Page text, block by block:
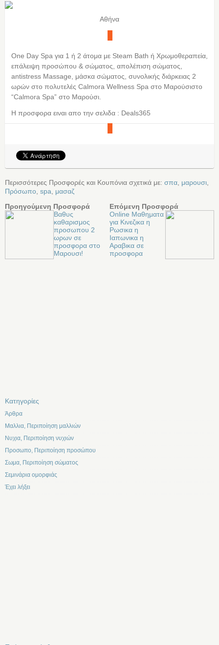
Αθήνα
One Day Spa για 1 ή 2 άτομα με Steam Bath ή Χρωμοθεραπεία,
επάλειψη προσώπου & σώματος, απολέπιση σώματος,
antistress Massage, μάσκα σώματος, συνολικής διάρκειας 2
ωρών στο πολυτελές Calmora Wellness Spa στo Mαρούσιστο
“Calmora Spa” στο Μαρούσι.
Η προσφορα ειναι απο την σελιδα : Deals365
Περισσότερες Προσφορές και Κουπόνια σχετικά με: σπα μαρουσι
Πρόσωπο spa
μασαζ
Προηγούμενη Προσφορά
Βαθυς
καθαρισμος
προσωπου 2
ωρων σε
προσφορα στο
Μαρουσι!
Επόμενη Προσφορά
Online Μαθηματα
για Κινεζικα η
Ρωσικα η
Ιαπωνικα η
Αραβικα σε
προσφορα
Kατηγορίες
Άρθρα
Μαλλια, Περιποίηση μαλλιών
Νυχια, Περιποίηση νυχιών
Προσωπο, Περιποίηση προσώπου
Σωμα, Περιποίηση σώματος
Σεμινάρια ομορφιάς
Έχει λήξει